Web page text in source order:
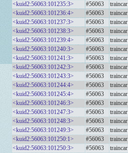
<kuid2:56063:101235:3>
#56063 traincar
<kuid2:56063:101236:4>
#56063 traincar
<kuid2:56063:101237:3>
#56063 traincar
<kuid2:56063:101238:3>
#56063 traincar
<kuid2:56063:101239:4>
#56063 traincar
<kuid2:56063:101240:3>
#56063 traincar
<kuid2:56063:101241:3>
#56063 traincar
<kuid2:56063:101242:3>
#56063 traincar
<kuid2:56063:101243:3>
#56063 traincar
<kuid2:56063:101244:4>
#56063 traincar
<kuid2:56063:101245:4>
#56063 traincar
<kuid2:56063:101246:3>
#56063 traincar
<kuid2:56063:101247:3>
#56063 traincar
<kuid2:56063:101248:3>
#56063 traincar
<kuid2:56063:101249:3>
#56063 traincar
<kuid2:56063:101250:1>
#56063 traincar
<kuid2:56063:101250:3>
#56063 traincar